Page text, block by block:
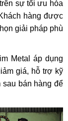
sự tối ưu hóa
hàng được
giải pháp phù
Metal áp dụng
giá, hỗ trợ kỹ
sau bán hàng để